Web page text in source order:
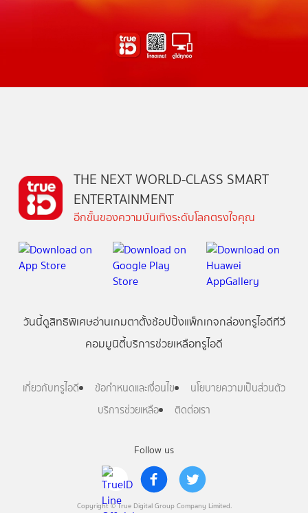
Follow us
Copyright © True Digital Group Company Limited.
THE NEXT WORLD-CLASS SMART
ENTERTAINMENT
อีกขั้นของความบันเทิงระดับโลกตรงใจคุณ
วันนี้ดูสิทธิพิเศษอ่านเกมตาตั้งช้อปปิ้งแพ็กเกจกล่องทรูไอดีทีวี
คอมมูนิตี้บริการช่วยเหลือทรูไอดี
เกี่ยวกับทรูไอดี ข้อกำหนดและเงื่อนไข
นโยบายความเป็นส่วนตัว
บริการช่วยเหลือ
ติดต่อเรา